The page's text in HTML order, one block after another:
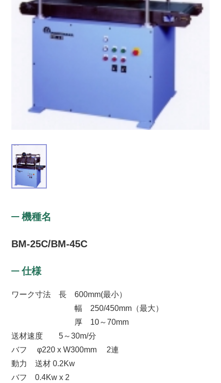
機種名
BM-25C/BM-45C
仕様
ワーク寸法 長 600mm(最小）
幅 250/450mm（最大）
厚 10～70mm
送材速度 5～30m/分
バフ φ220 x W300mm 2連
動力 送材 0.2Kw
バフ 0.4Kw x 2